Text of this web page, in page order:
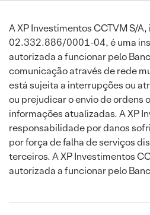
A XP Investimentos CCTVM S/A,
02.332.886/0001-04, é uma
autorizada a funcionar pelo
comunicação através de rede
está sujeita a interrupções ou
ou prejudicar o envio de ordens
informações atualizadas. A XP
responsabilidade por danos
por força de falha de serviços
terceiros. A XP Investimentos
autorizada a funcionar pelo